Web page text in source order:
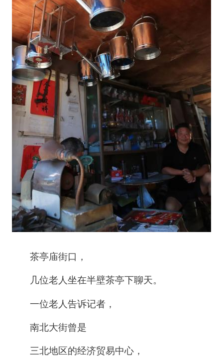
茶亭庙街口，
几位老人坐在半壁茶亭下聊天。
一位老人告诉记者，
南北大街曾是
三北地区的经济贸易中心，